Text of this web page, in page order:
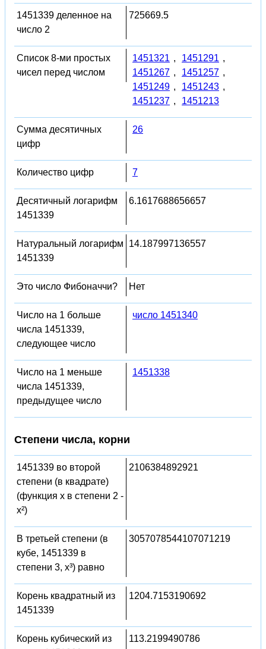
1451339 деленное на
число 2
725669.5
Список 8-ми простых
чисел перед числом
1451321 , 1451291 ,
1451267 , 1451257 ,
1451249 , 1451243 ,
1451237 , 1451213
Сумма десятичных
цифр
26
Количество цифр 7
Десятичный логарифм
1451339
6.1617688656657
Натуральный логарифм
1451339
14.187997136557
Это число Фибоначчи? Нет
Число на 1 больше
числа 1451339,
следующее число
число 1451340
Число на 1 меньше
числа 1451339,
предыдущее число
1451338
Степени числа, корни
1451339 во второй
степени (в квадрате)
(функция x в степени 2 -
x²)
2106384892921
В третьей степени (в
кубе, 1451339 в
степени 3, x³) равно
3057078544107071219
Корень квадратный из
1451339
1204.7153190692
Корень кубический из
113.2199490786